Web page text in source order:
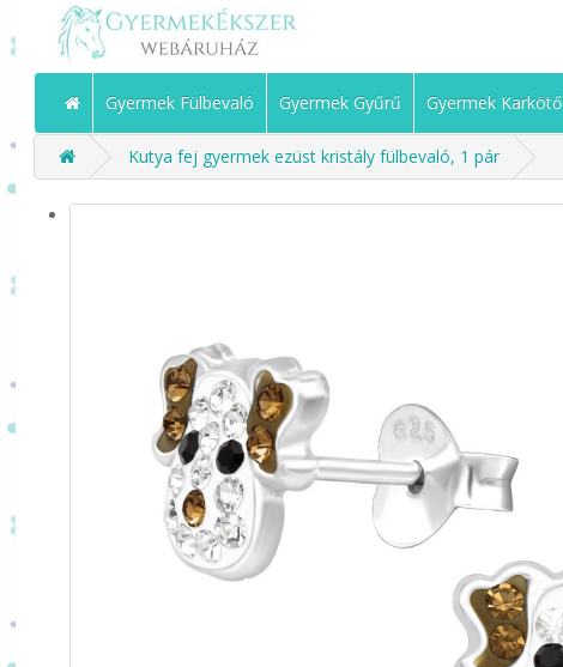
Gyermek Fülbevaló Gyermek Gyűrű Gyermek Karkötő
Kutya fej gyermek ezüst kristály fülbevaló, 1 pár